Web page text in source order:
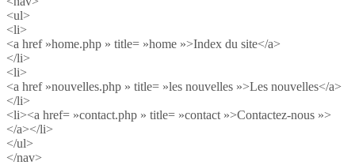
<ul>
<li>
<a href »home.php » title= »home »>Index du site</a>
</li>
<li>
<a href »nouvelles.php » title= »les nouvelles »>Les nouvelles</a>
</li>
<li><a href= »contact.php » title= »contact »>Contactez-nous »>
</a></li>
</ul>
</nav>